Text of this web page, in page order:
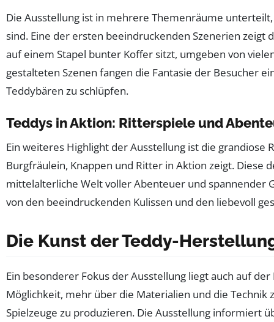
Die Ausstellung ist in mehrere Themenräume
sind. Eine der ersten beeindruckenden Szenerien zeigt
auf einem Stapel bunter Koffer sitzt, umgeben von
gestalteten Szenen fangen die Fantasie der Besucher
Teddybären zu schlüpfen.
Teddys in Aktion: Ritterspiele und
Ein weiteres Highlight der Ausstellung ist die grandiose
Burgfräulein, Knappen und Ritter in Aktion zeigt. Diese
mittelalterliche Welt voller Abenteuer und spannender
von den beeindruckenden Kulissen und den liebevoll
Die Kunst der Teddy-
Ein besonderer Fokus der Ausstellung liegt auch auf der
Möglichkeit, mehr über die Materialien und die
Spielzeuge zu produzieren. Die Ausstellung informiert